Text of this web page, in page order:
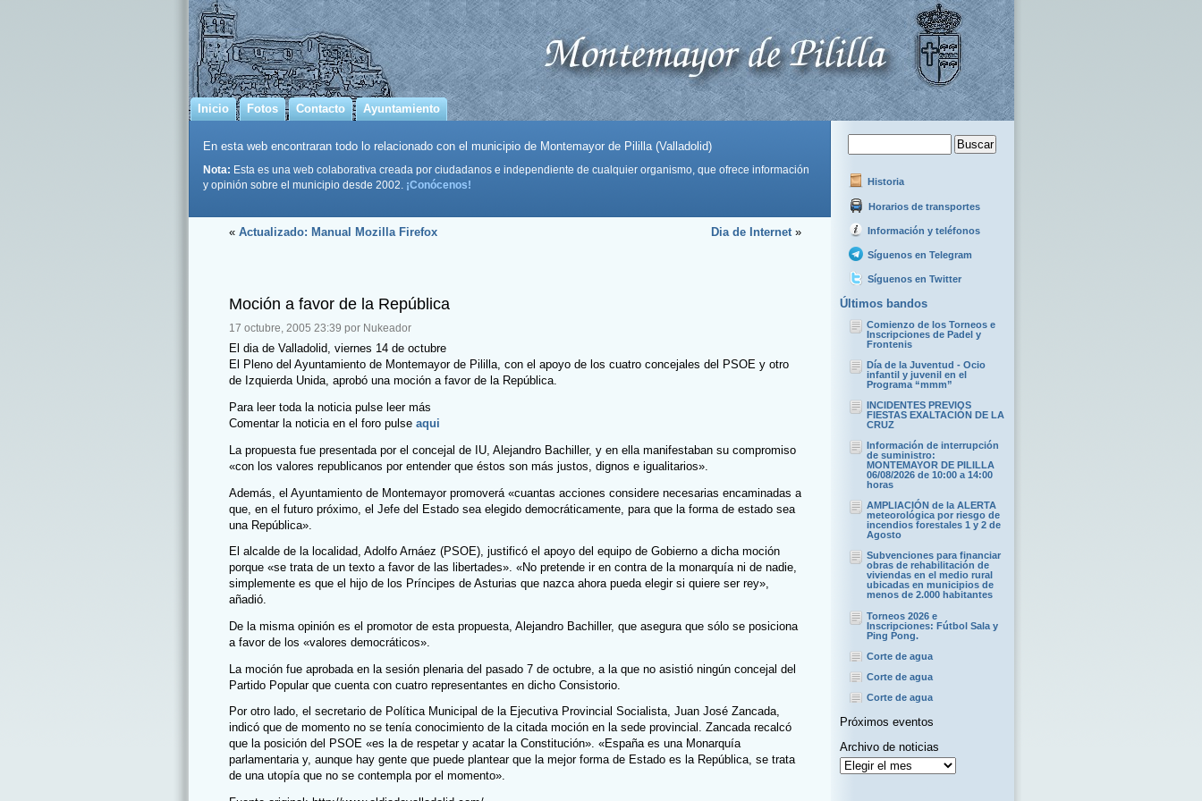
Inicio Fotos Contacto Ayuntamiento
En esta web encontraran todo lo relacionado con el municipio de Montemayor de Pililla (Valladolid)
Nota: Esta es una web colaborativa creada por ciudadanos e independiente de cualquier organismo, que ofrece información
y opinión sobre el municipio desde 2002.
¡Conócenos! Historia
Horarios de transportes
Información y teléfonos
Síguenos en Telegram
Síguenos en Twitter
Últimos bandos
Comienzo de los Torneos e
Inscripciones de Padel y
Frontenis
Día de la Juventud - Ocio
infantil y juvenil en el
Programa “mmm”
INCIDENTES PREVIOS
FIESTAS EXALTACIÓN DE LA
CRUZ
Información de interrupción
de suministro:
MONTEMAYOR DE PILILLA
06/08/2026 de 10:00 a 14:00
horas
AMPLIACIÓN de la ALERTA
meteorológica por riesgo de
incendios forestales 1 y 2 de
Agosto
Subvenciones para financiar
obras de rehabilitación de
viviendas en el medio rural
ubicadas en municipios de
menos de 2.000 habitantes
Torneos 2026 e
Inscripciones: Fútbol Sala y
Ping Pong.
Corte de agua
Corte de agua
Corte de agua
Próximos eventos
Archivo de noticias
« Actualizado: Manual Mozilla Firefox Dia de Internet»
Moción a favor de la República
17 octubre, 2005 23:39 por Nukeador
El dia de Valladolid, viernes 14 de octubre
El Pleno del Ayuntamiento de Montemayor de Pililla, con el apoyo de los cuatro concejales del PSOE y otro
de Izquierda Unida, aprobó una moción a favor de la República.
Para leer toda la noticia pulse leer más
Comentar la noticia en el foro pulse aqui
La propuesta fue presentada por el concejal de IU, Alejandro Bachiller, y en ella manifestaban su compromiso
«con los valores republicanos por entender que éstos son más justos, dignos e igualitarios».
Además, el Ayuntamiento de Montemayor promoverá «cuantas acciones considere necesarias encaminadas a
que, en el futuro próximo, el Jefe del Estado sea elegido democráticamente, para que la forma de estado sea
una República».
El alcalde de la localidad, Adolfo Arnáez (PSOE), justificó el apoyo del equipo de Gobierno a dicha moción
porque «se trata de un texto a favor de las libertades». «No pretende ir en contra de la monarquía ni de nadie,
simplemente es que el hijo de los Príncipes de Asturias que nazca ahora pueda elegir si quiere ser rey»,
añadió.
De la misma opinión es el promotor de esta propuesta, Alejandro Bachiller, que asegura que sólo se posiciona
a favor de los «valores democráticos».
La moción fue aprobada en la sesión plenaria del pasado 7 de octubre, a la que no asistió ningún concejal del
Partido Popular que cuenta con cuatro representantes en dicho Consistorio.
Por otro lado, el secretario de Política Municipal de la Ejecutiva Provincial Socialista, Juan José Zancada,
indicó que de momento no se tenía conocimiento de la citada moción en la sede provincial. Zancada recalcó
que la posición del PSOE «es la de respetar y acatar la Constitución». «España es una Monarquía
parlamentaria y, aunque hay gente que puede plantear que la mejor forma de Estado es la República, se trata
de una utopía que no se contempla por el momento».